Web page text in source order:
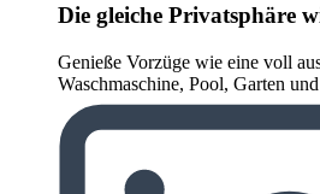
Die gleiche Privatsphäre
Genieße Vorzüge wie eine voll
Waschmaschine, Pool, Garten